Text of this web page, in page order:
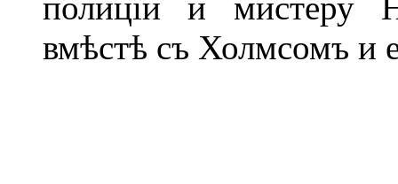
вмѣстѣ съ Холмсомъ и